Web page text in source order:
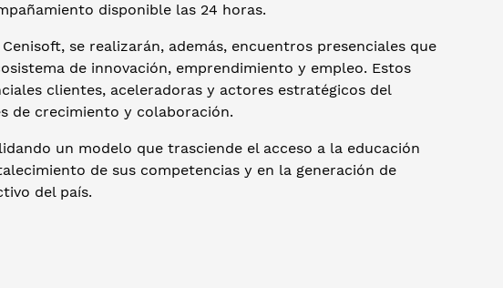
disponible las 24 horas.
se realizarán, además, encuentros presenciales que
de innovación, emprendimiento y empleo. Estos
clientes, aceleradoras y actores estratégicos del
de crecimiento y colaboración.
un modelo que trasciende el acceso a la educación
de sus competencias y en la generación de
del país.